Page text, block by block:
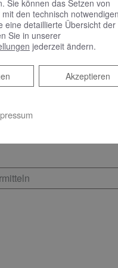
zu prüfen, welche
anderer Gewerke
der Arbeit als auch den
Sie können das Setzen von
den technisch notwendigen
eine detaillierte Übersicht der
Sie in unserer
jederzeit ändern.
Akzeptieren